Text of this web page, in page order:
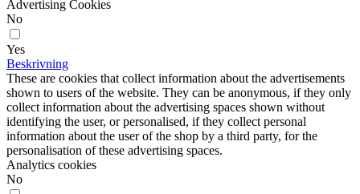
Advertising Cookies
No
Yes
Beskrivning
These are cookies that collect information about the advertisements
shown to users of the website. They can be anonymous, if they only
collect information about the advertising spaces shown without
identifying the user, or personalised, if they collect personal
information about the user of the shop by a third party, for the
personalisation of these advertising spaces.
Analytics cookies
No